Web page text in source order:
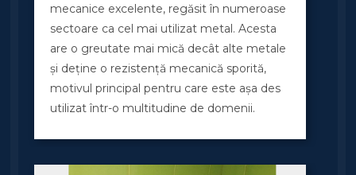
mecanice excelente, regăsit în numeroase
sectoare ca cel mai utilizat metal. Acesta
are o greutate mai mică decât alte metale
și deține o rezistență mecanică sporită,
motivul principal pentru care este așa des
utilizat într-o multitudine de domenii.